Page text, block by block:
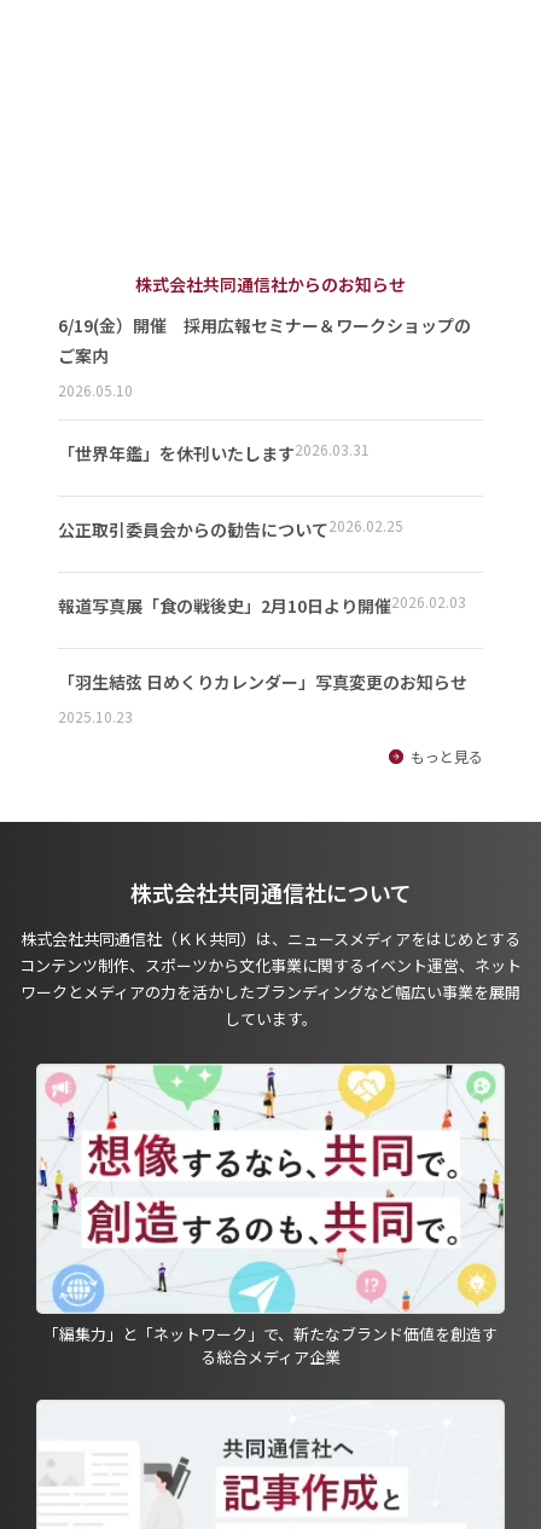
株式会社共同通信社からのお知らせ
6/19(金）開催 採用広報セミナー＆ワークショップの
ご案内
2026.05.10
「世界年鑑」を休刊いたします2026.03.31
公正取引委員会からの勧告について2026.02.25
報道写真展「食の戦後史」2月10日より開催2026.02.03
「羽生結弦 日めくりカレンダー」写真変更のお知らせ
2025.10.23
もっと見る
株式会社共同通信社について
株式会社共同通信社（ＫＫ共同）は、ニュースメディアをはじめとする
コンテンツ制作、スポーツから文化事業に関するイベント運営、ネット
ワークとメディアの力を活かしたブランディングなど幅広い事業を展開
しています。
「編集力」と「ネットワーク」で、新たなブランド価値を創造す
る総合メディア企業